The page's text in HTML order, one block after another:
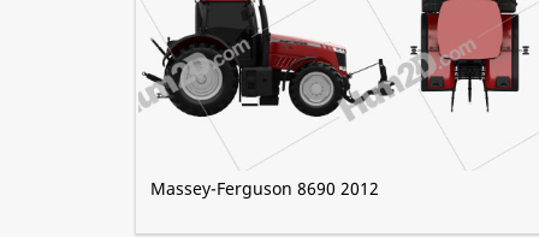
Massey-Ferguson 8690 2012